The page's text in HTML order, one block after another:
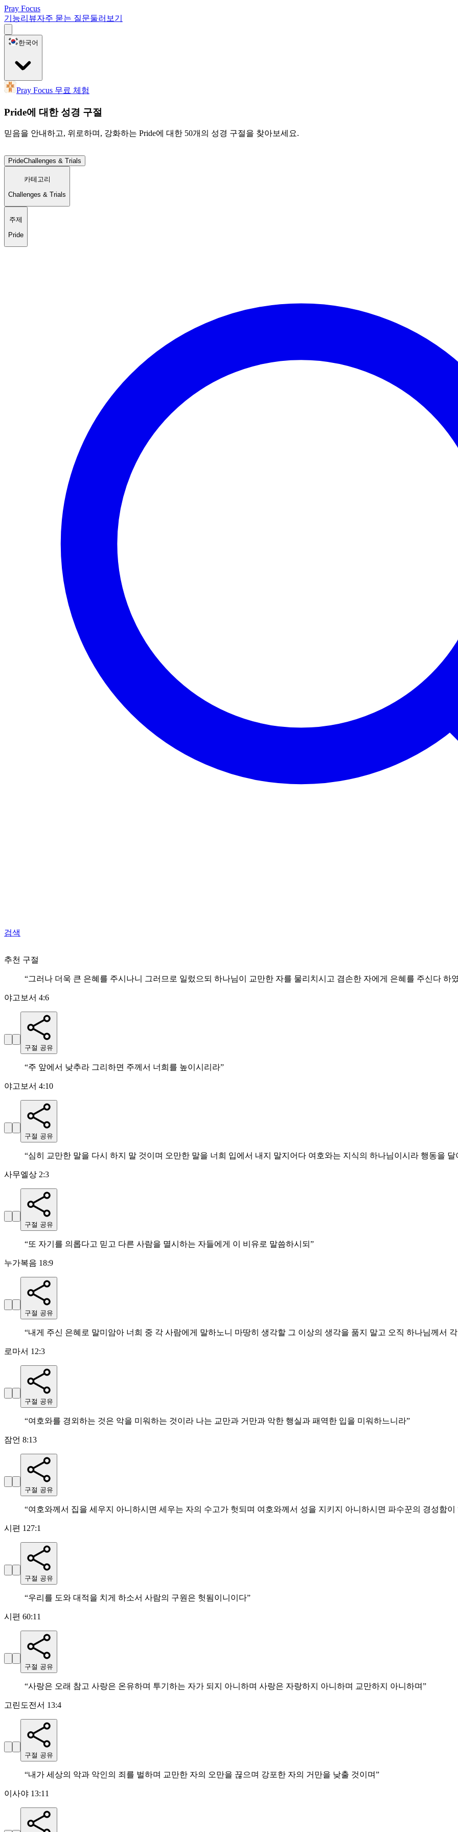
Pray Focus
기능리뷰자주 묻는 질문둘러보기
한국어
Pray Focus 무료 체험
Pride에 대한 성경 구절
믿음을 안내하고, 위로하며, 강화하는 Pride에 대한 50개의 성경 구절을 찾아보세요.
PrideChallenges & Trials
카테고리
Challenges & Trials
주제
Pride
검색
추천 구절
“그러나 더욱 큰 은혜를 주시나니 그러므로 일렀으되 하나님이 교만한 자를 물리치시고 겸손한 자에게 은혜를 주신다 하
야고보서 4:6
구절 공유
“주 앞에서 낮추라 그리하면 주께서 너희를 높이시리라”
야고보서 4:10
구절 공유
“심히 교만한 말을 다시 하지 말 것이며 오만한 말을 너희 입에서 내지 말지어다 여호와는 지식의 하나님이시라 행동을
사무엘상 2:3
구절 공유
“또 자기를 의롭다고 믿고 다른 사람을 멸시하는 자들에게 이 비유로 말씀하시되 ”
누가복음 18:9
구절 공유
“내게 주신 은혜로 말미암아 너희 중 각 사람에게 말하노니 마땅히 생각할 그 이상의 생각을 품지 말고 오직 하나님께서
로마서 12:3
구절 공유
“여호와를 경외하는 것은 악을 미워하는 것이라 나는 교만과 거만과 악한 행실과 패역한 입을 미워하느니라”
잠언 8:13
구절 공유
“여호와께서 집을 세우지 아니하시면 세우는 자의 수고가 헛되며 여호와께서 성을 지키지 아니하시면 파수꾼의 경성함이
시편 127:1
구절 공유
“우리를 도와 대적을 치게 하소서 사람의 구원은 헛됨이니이다”
시편 60:11
구절 공유
“사랑은 오래 참고 사랑은 온유하며 투기하는 자가 되지 아니하며 사랑은 자랑하지 아니하며 교만하지 아니하며”
고린도전서 13:4
구절 공유
“내가 세상의 악과 악인의 죄를 벌하며 교만한 자의 오만을 끊으며 강포한 자의 거만을 낮출 것이며”
이사야 13:11